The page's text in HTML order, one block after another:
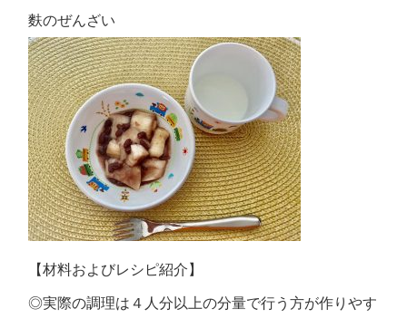
麩のぜんざい
【材料およびレシピ紹介】
◎実際の調理は４人分以上の分量で行う方が作りやす